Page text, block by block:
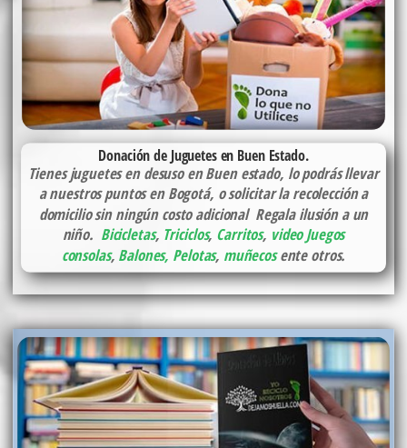
Donación de Juguetes en Buen Estado.
Tienes juguetes en desuso en Buen estado, lo podrás llevar
a nuestros puntos en Bogotá, o solicitar la recolección a
domicilio sin ningún costo adicional Regala ilusión a un
niño. Bicicletas, Triciclos, Carritos, video Juegos
consolas, Balones, Pelotas, muñecosente otros.